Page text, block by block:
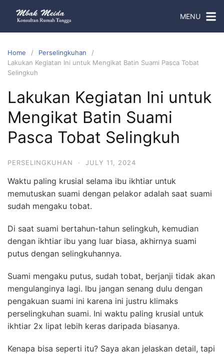
MENU
Home
Perselingkuhan
Lakukan Kegiatan Ini untuk Mengikat Batin Suami Pasca Tobat
Selingkuh
Lakukan Kegiatan Ini untuk
Mengikat Batin Suami
Pasca Tobat Selingkuh
PERSELINGKUHAN · JULY 11, 2024
Waktu paling krusial selama ibu ikhtiar untuk
memutuskan suami dengan pelakor adalah saat suami
sudah mengaku tobat.
Di saat suami bertahun-tahun selingkuh, kemudian
dengan ikhtiar ibu yang luar biasa, akhirnya suami
putus dengan selingkuhannya.
Suami mengaku putus, sudah tobat, berjanji tidak akan
mengulanginya lagi. Ibu jangan senang dulu dengan
pengakuan suami ini karena ini justru klimaks
perselingkuhan suami. Ini waktu paling krusial untuk
ikhtiar 2x lipat lebih keras daripada biasanya.
Kenapa bisa seperti itu? Saya akan jelaskan detail, tapi